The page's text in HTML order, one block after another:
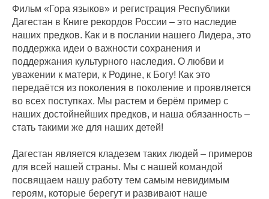
Фильм «Гора языков» и регистрация Республики
Дагестан в Книге рекордов России – это наследие
наших предков. Как и в послании нашего Лидера, это
поддержка идеи о важности сохранения и
поддержания культурного наследия. О любви и
уважении к матери, к Родине, к Богу! Как это
передаётся из поколения в поколение и проявляется
во всех поступках. Мы растем и берём пример с
наших достойнейших предков, и наша обязанность –
стать такими же для наших детей!
Дагестан является кладезем таких людей – примеров
для всей нашей страны. Мы с нашей командой
посвящаем нашу работу тем самым невидимым
героям, которые берегут и развивают наше